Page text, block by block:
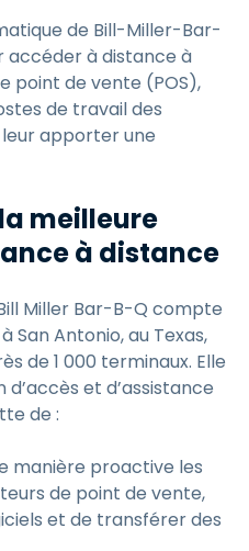
de Bill-Miller-Bar-
accéder à distance à
point de vente (POS),
de travail des
apporter une
meilleure
à distance
Miller Bar-B-Q compte
San Antonio, au Texas,
de 1 000 terminaux. Elle
d’accès et d’assistance
de :
manière proactive les
de point de vente,
et de transférer des